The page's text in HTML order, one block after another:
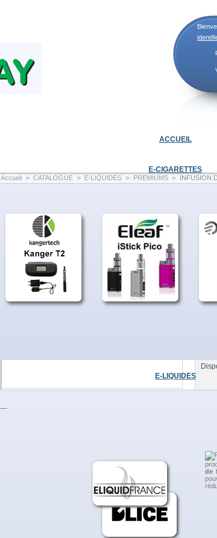
ACCUEIL
E-CIGARETTES
E-LIQUIDES
Accueil > CATALOGUE > E-LIQUIDES > PREMIUMS > INFUSION
de
30 AUTRES PRODUITS DANS LA MÊME CATÉGORIE :